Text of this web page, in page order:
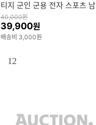
티지 군인 군용 전자 스포츠
우레탄 시계 e17
40,000원
39,900원
배송비 3,000원
12